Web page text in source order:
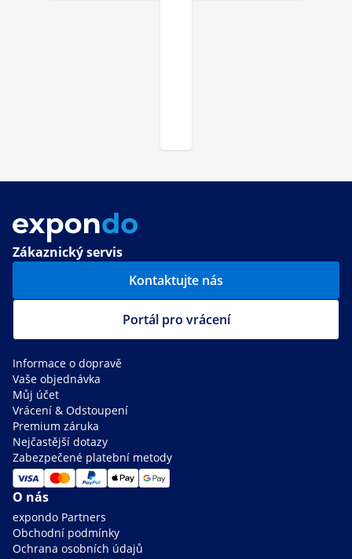
Zákaznický servis
Kontaktujte nás
Portál pro vrácení
Informace o dopravě
Vaše objednávka
Můj účet
Vrácení & Odstoupení
Premium záruka
Nejčastější dotazy
Zabezpečené platební metody
O nás
expondo Partners
Obchodní podmínky
Ochrana osobních údajů